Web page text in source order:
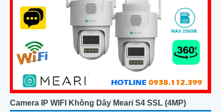
Camera IP WIFI Không Dây Meari S4 SSL (4MP)